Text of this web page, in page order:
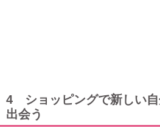
4 ショッピングで新しい自
出会う